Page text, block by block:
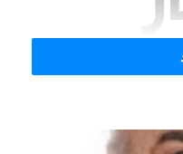
استباقاً لموعد